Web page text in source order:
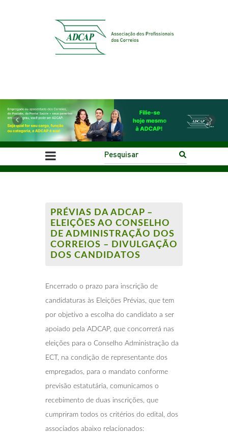
Previous Next
PRÉVIAS DA ADCAP –
ELEIÇÕES AO CONSELHO
DE ADMINISTRAÇÃO DOS
CORREIOS – DIVULGAÇÃO
DOS CANDIDATOS
Encerrado o prazo para inscrição de
candidaturas às Eleições Prévias, que tem
por objetivo a escolha do candidato a ser
apoiado pela ADCAP, que concorrerá nas
eleições para o Conselho Administração da
ECT, na condição de representante dos
empregados, para o mandato conforme
previsão estatutária, comunicamos o
recebimento de duas inscrições, que
cumpriram todos os critérios do edital, dos
associados abaixo relacionados: